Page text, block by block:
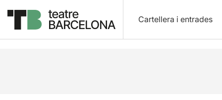
Cartellera i entrades
Descripció Fitxa artística